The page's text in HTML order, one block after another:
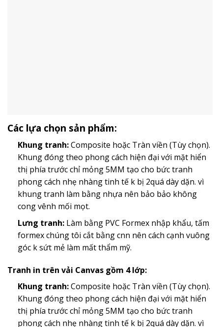
Các lựa chọn sản phẩm:
Khung tranh:Composite hoặc Tràn viền (Tùy chọn).
Khung đóng theo phong cách hiện đại với mặt hiển
thị phía trước chỉ mỏng 5MM tạo cho bức tranh
phong cách nhẹ nhàng tinh tế k bị 2quá dày dặn. vì
khung tranh làm bằng nhựa nên bảo bảo không
cong vênh mối mọt.
Lưng tranh:Làm bằng PVC Formex nhập khẩu, tấm
formex chúng tôi cắt bằng cnn nên cách cạnh vuông
góc k sứt mẻ làm mất thẩm mỹ.
Tranh in trên vải Canvas gồm 4 lớp:
Khung tranh:Composite hoặc Tràn viền (Tùy chọn).
Khung đóng theo phong cách hiện đại với mặt hiển
thị phía trước chỉ mỏng 5MM tạo cho bức tranh
phong cách nhẹ nhàng tinh tế k bị 2quá dày dặn. vì